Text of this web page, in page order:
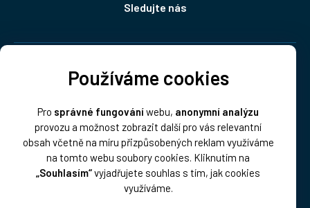
Používáme cookies
Pro správné fungováníwebu, anonymní analýzu
provozu a možnost zobrazit další pro vás relevantní
obsah včetně na míru přizpůsobených reklam využíváme
na tomto webu soubory cookies. Kliknutím na
„Souhlasím“vyjadřujete souhlas s tím, jak cookies
využíváme.
Sledujte nás
Platba: